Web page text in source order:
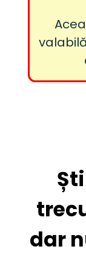
valabilă
dar